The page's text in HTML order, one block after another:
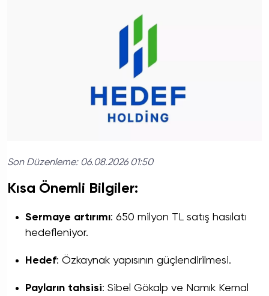
Son Düzenleme: 06.08.2026 01:50
Kısa Önemli Bilgiler:
Sermaye artırımı: 650 milyon TL satış hasılatı
hedefleniyor.
Hedef: Özkaynak yapısının güçlendirilmesi.
Payların tahsisi: Sibel Gökalp ve Namık Kemal